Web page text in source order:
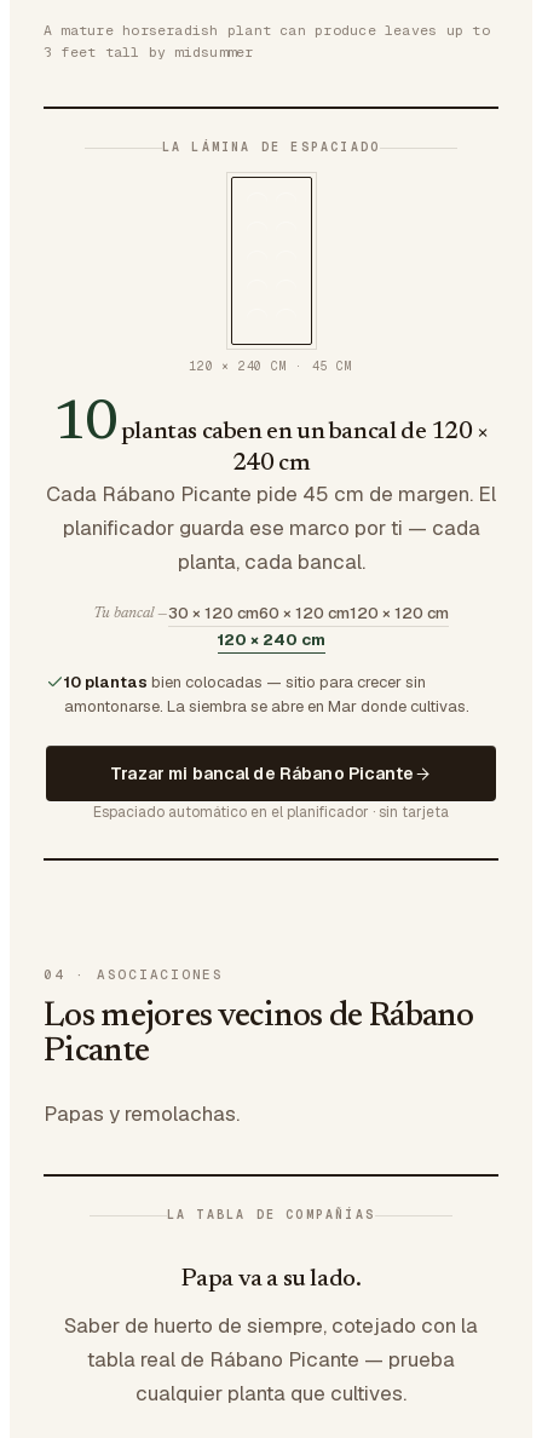
A mature horseradish plant can produce leaves up to
3 feet tall by midsummer
LA LÁMINA DE ESPACIADO
120 × 240 CM · 45 CM
10 plantas caben en un bancal de 120 ×
240 cm
Cada Rábano Picante pide 45 cm de margen. El
planificador guarda ese marco por ti — cada
planta, cada bancal.
Tu bancal —30 × 120 cm60 × 120 cm120 × 120 cm
120 × 240 cm
10 plantas bien colocadas — sitio para crecer sin
amontonarse. La siembra se abre en Mar donde cultivas.
Trazar mi bancal de Rábano Picante
Espaciado automático en el planificador · sin tarjeta
04 · ASOCIACIONES
Los mejores vecinos de Rábano
Picante
Papas y remolachas.
LA TABLA DE COMPAÑÍAS
Papa va a su lado.
Saber de huerto de siempre, cotejado con la
tabla real de Rábano Picante — prueba
cualquier planta que cultives.